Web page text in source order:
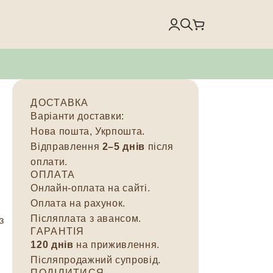
ДОСТАВКА
Варіанти доставки:
Нова пошта, Укрпошта.
Відправлення 2–5 днів після
оплати.
ОПЛАТА
Онлайн-оплата на сайті.
Оплата на рахунок.
Післяплата з авансом.
ГАРАНТІЯ
120 днів на приживлення.
Післяпродажний супровід.